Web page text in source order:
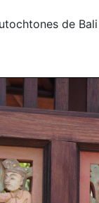
de